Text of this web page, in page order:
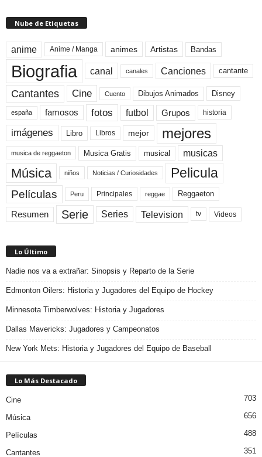
Nube de Etiquetas
anime Anime / Manga animes Artistas Bandas
Biografia canal canales Canciones cantante
Cantantes Cine Cuento Dibujos Animados Disney
españa famosos fotos futbol Grupos historia
imágenes Libro Libros mejor mejores
musica de reggaeton Musica Gratis musical musicas
Música niños Noticias / Curiosidades Pelicula
Películas Peru Principales reggae Reggaeton
Resumen Serie Series Television tv Videos
Lo Último
Nadie nos va a extrañar: Sinopsis y Reparto de la Serie
Edmonton Oilers: Historia y Jugadores del Equipo de Hockey
Minnesota Timberwolves: Historia y Jugadores
Dallas Mavericks: Jugadores y Campeonatos
New York Mets: Historia y Jugadores del Equipo de Baseball
Lo Más Destacado
Cine 703
Música 656
Películas 488
Cantantes 351